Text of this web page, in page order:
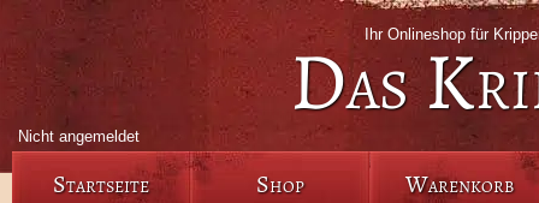
Ihr Onlineshop für
Das
Nicht angemeldet
Startseite Shop Warenkorb